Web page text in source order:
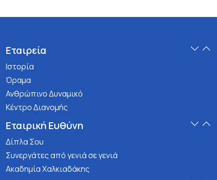
Εταιρεία
Ιστορία
Όραμα
Ανθρώπινο Δυναμικό
Κέντρο Διανομής
Εταιρική Ευθύνη
Δίπλα Σου
Συνεργάτες από γενιά σε γενιά
Ακαδημία Χαλκιαδάκης